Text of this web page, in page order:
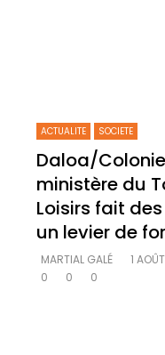
ACTUALITE SOCIETE
Daloa/Colonie
ministère du
Loisirs fait
un levier de
MARTIAL GALÉ
1
0
0 0